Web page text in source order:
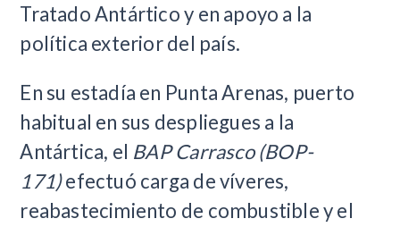
Tratado Antártico y en apoyo a la
política exterior del país.
En su estadía en Punta Arenas, puerto
habitual en sus despliegues a la
Antártica, el BAP Carrasco (BOP-
171)efectuó carga de víveres,
reabastecimiento de combustible y el